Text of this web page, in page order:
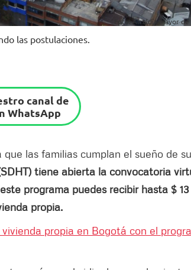
Foto: Alcaldía Mayor
las postulaciones.
canal de
WhatsApp
las familias cumplan el sueño de su
tiene abierta la convocatoria
programa puedes recibir hasta $ 13
propia.
propia en Bogotá con el